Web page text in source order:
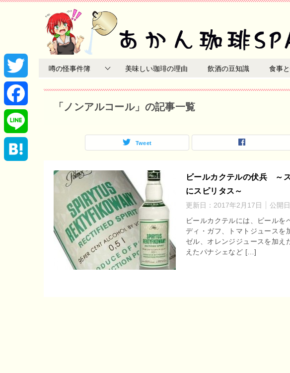
噂の怪事件簿 美味しい珈琲の理由 飲酒の豆知識 食事
「ノンアルコール」の記事一覧
Tweet
ビールカクテルの伏兵 ～
にスピリタス～
更新日： 2017年2月17日 公開日
ビールカクテルには、ビールを
ディ・ガフ、トマトジュースを
ゼル、オレンジジュースを加え
えたパナシェなど […]
T
w
i
t
F
a